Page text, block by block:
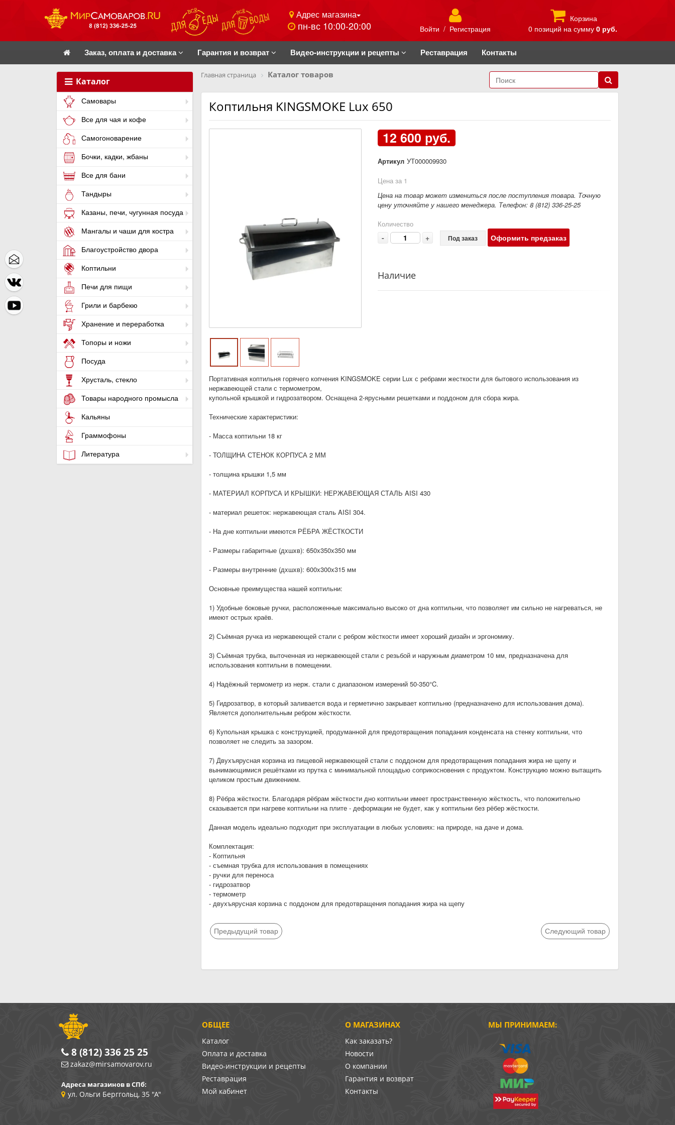
Адрес магазина
пн-вс 10:00-20:00 Войти / Регистрация
Корзина
0 позиций на сумму 0 руб.
Заказ, оплата и доставка Гарантия и возврат Видео-инструкции и рецепты Реставрация Контакты
Каталог
Самовары
Все для чая и кофе
Самогоноварение
Бочки, кадки, жбаны
Все для бани
Тандыры
Казаны, печи, чугунная посуда
Мангалы и чаши для костра
Благоустройство двора
Коптильни
Печи для пищи
Грили и барбекю
Хранение и переработка
Топоры и ножи
Посуда
Хрусталь, стекло
Товары народного промысла
Кальяны
Граммофоны
Литература
Главная страница Каталог товаров
Коптильня KINGSMOKE Lux 650
12 600 руб.
Артикул УТ000009930
Цена за 1
Цена на товар может измениться после поступления товара. Точную
цену уточняйте у нашего менеджера. Телефон: 8 (812) 336-25-25
Количество
- + Под заказ Оформить предзаказ
Наличие
Портативная коптильня горячего копчения KINGSMOKE серии Lux с ребрами жесткости для бытового использования из
нержавеющей стали с термометром,
купольной крышкой и гидрозатвором. Оснащена 2-ярусными решетками и поддоном для сбора жира.
Технические характеристики:
- Масса коптильни 18 кг
- ТОЛЩИНА СТЕНОК КОРПУСА 2 ММ
- толщина крышки 1,5 мм
- МАТЕРИАЛ КОРПУСА И КРЫШКИ: НЕРЖАВЕЮЩАЯ СТАЛЬ AISI 430
- материал решеток: нержавеющая сталь AISI 304.
- На дне коптильни имеются РЁБРА ЖЁСТКОСТИ
- Размеры габаритные (дxшxв): 650x350x350 мм
- Размеры внутренние (дxшxв): 600x300x315 мм
Основные преимущества нашей коптильни:
1) Удобные боковые ручки, расположенные максимально высоко от дна коптильни, что позволяет им сильно не нагреваться, не
имеют острых краёв.
2) Съёмная ручка из нержавеющей стали с ребром жёсткости имеет хороший дизайн и эргономику.
3) Съёмная трубка, выточенная из нержавеющей стали с резьбой и наружным диаметром 10 мм, предназначена для
использования коптильни в помещении.
4) Надёжный термометр из нерж. стали с диапазоном измерений 50-350°C.
5) Гидрозатвор, в который заливается вода и герметично закрывает коптильню (предназначено для использования дома).
Является дополнительным ребром жёсткости.
6) Купольная крышка с конструкцией, продуманной для предотвращения попадания конденсата на стенку коптильни, что
позволяет не следить за зазором.
7) Двухъярусная корзина из пищевой нержавеющей стали с поддоном для предотвращения попадания жира не щепу и
вынимающимися решётками из прутка с минимальной площадью соприкосновения с продуктом. Конструкцию можно вытащить
целиком простым движением.
8) Рёбра жёсткости. Благодаря рёбрам жёсткости дно коптильни имеет пространственную жёсткость, что положительно
сказывается при нагреве коптильни на плите - деформации не будет, как у коптильни без рёбер жёсткости.
Данная модель идеально подходит при эксплуатации в любых условиях: на природе, на даче и дома.
Комплектация:
- Коптильня
- съемная трубка для использования в помещениях
- ручки для переноса
- гидрозатвор
- термометр
- двухъярусная корзина с поддоном для предотвращения попадания жира на щепу
Предыдущий товар Следующий товар
О МАГАЗИНАХ
Как заказать?
Новости
О компании
Гарантия и возврат
Контакты
ОБЩЕЕ
Каталог
Оплата и доставка
Видео-инструкции и рецепты
Реставрация
Мой кабинет
МЫ ПРИНИМАЕМ:
8 (812) 336 25 25
zakaz@mirsamovarov.ru
Адреса магазинов в СПб:
ул. Ольги Берггольц, 35 "А"